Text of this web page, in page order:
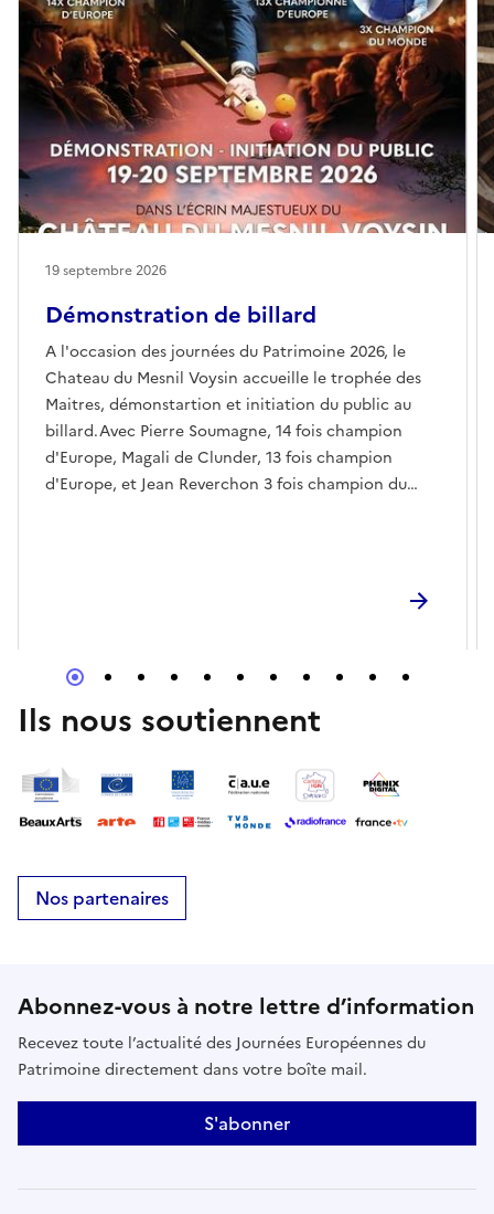
Démonstration de billard
A l'occasion des journées du Patrimoine 2026, le
Chateau du Mesnil Voysin accueille le trophée des
Maitres, démonstartion et initiation du public au
billard.Avec Pierre Soumagne, 14 fois champion
d'Europe, Magali de Clunder, 13 fois champion
d'Europe, et Jean Reverchon 3 fois champion du
19 septembre 2026
Ils nous soutiennent
Nos partenaires
Abonnez-vous à notre lettre d’information
Recevez toute l’actualité des Journées Européennes du
Patrimoine directement dans votre boîte mail.
S'abonner